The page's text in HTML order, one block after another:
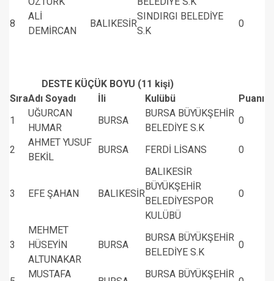
8
ALİ
DEMİRCAN
BALIKESİR
SINDIRGI BELEDİYE
S.K
0
DESTE KÜÇÜK BOYU (11 kişi)
SıraAdı Soyadı İli Kulübü
Puanı
1
UĞURCAN
HUMAR
BURSA
BURSA BÜYÜKŞEHİR
BELEDİYE S.K
0
2
AHMET YUSUF
BEKİL
BURSA FERDİ LİSANS 0
3 EFE ŞAHAN BALIKESİR
BALIKESİR
BÜYÜKŞEHİR
BELEDİYESPOR
KULÜBÜ
0
3
MEHMET
HÜSEYİN
ALTUNAKAR
BURSA
BURSA BÜYÜKŞEHİR
BELEDİYE S.K
0
MUSTAFA
BURSA BÜYÜKŞEHİR